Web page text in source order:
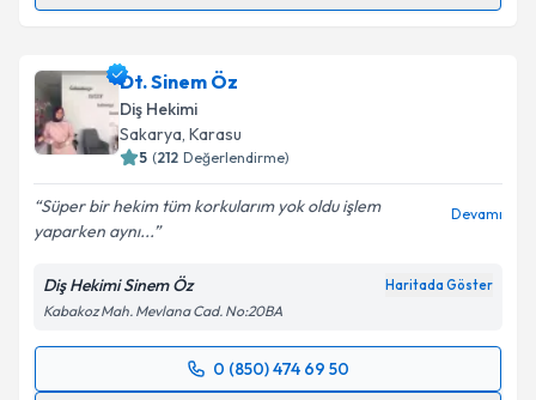
hazırlandığında e-posta ile bilgilendireceğiz.
E-posta Adresiniz
Kişisel verilerimin işlenmesine ilişkin
'ni okudum ve kişisel verilerimin belirtilen
kapsamda işlenmesini kabul ediyorum.
Takvim Talebini Gönder
Dt. Sinem Öz
Diş Hekimi
Sakarya, Karasu
5 (212 Değerlendirme)
Süper bir hekim tüm korkularım yok oldu işlem
yaparken aynı...
Devamı
Diş Hekimi Sinem Öz Haritada Göster
Kabakoz Mah. Mevlana Cad. No:20BA
0 (850) 474 69 50
Randevu Takvimi Talebi